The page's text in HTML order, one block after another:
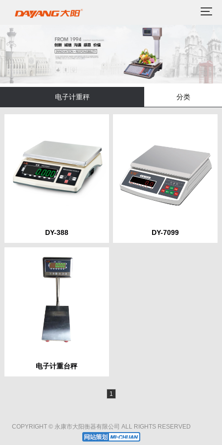
电子计重秤 分类
DY-388 DY-7099
电子计重台秤
1
COPYRIGHT © 永康市大阳衡器有限公司 ALL RIGHTS RESERVED